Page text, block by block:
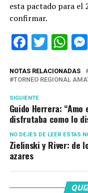
esta pactado para el
confirmar.
NOTAS RELACIONADAS
TORNEO REGIONAL
SIGUIENTE
Guido Herrera:
disfrutaba como lo
NO DEJES DE LEER ESTAS
Zielinski y River: de
azares